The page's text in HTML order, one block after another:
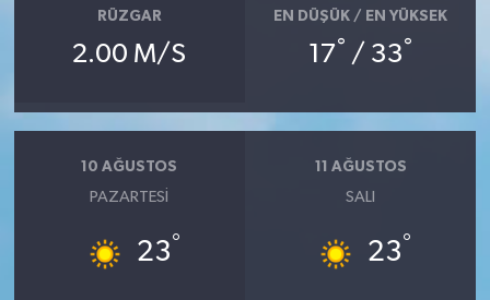
RÜZGAR
2.00 M/S
EN DÜŞÜK / EN YÜKSEK
17° / 33°
10 AĞUSTOS
PAZARTESI
23°
11 AĞUSTOS
SALI
23°